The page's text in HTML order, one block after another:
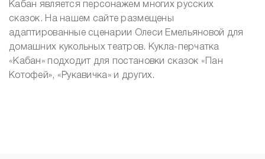
Кабан является персонажем многих русских
сказок. На нашем сайте размещены
адаптированные сценарии Олеси Емельяновой для
домашних кукольных театров. Кукла-перчатка
«Кабан» подходит для постановки сказок «Пан
Котофей», «Рукавичка» и других.